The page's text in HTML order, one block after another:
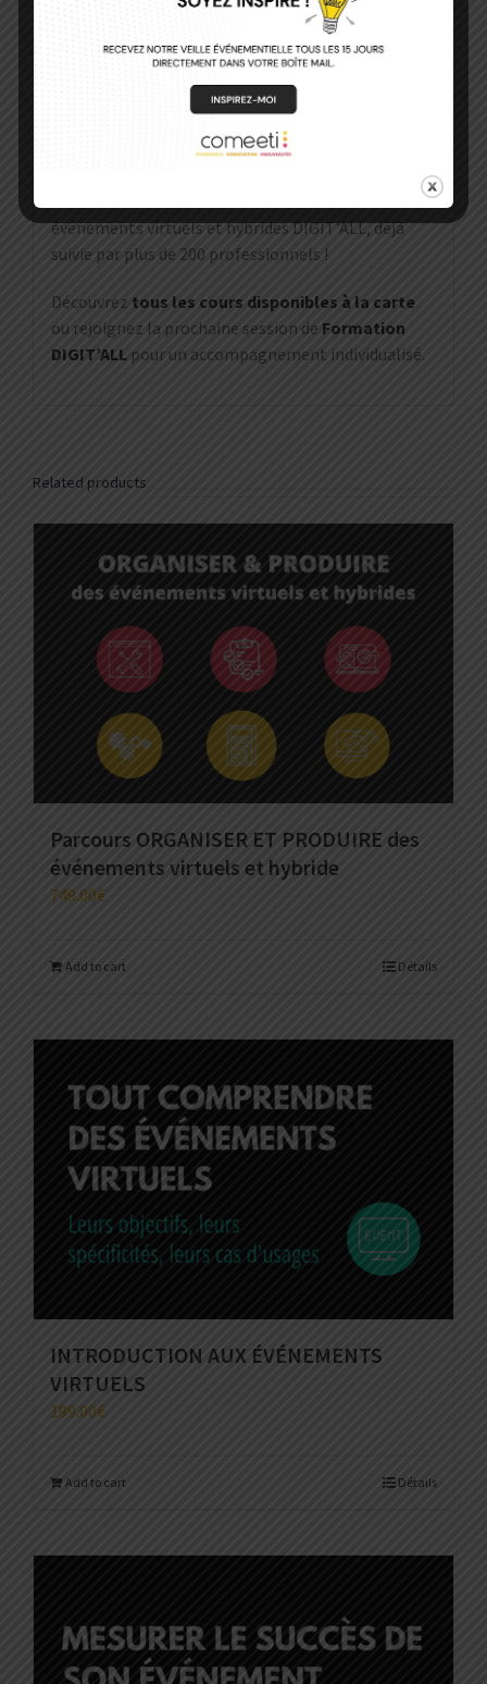
ET
L'HYBRIDE
quantity
Description
événements virtuels et hybrides DIGIT’ALL, déjà
suivie par plus de 200 professionnels !
Découvrez tous les cours disponibles à la carte
ou rejoignez la prochaine session de Formation
DIGIT’ALLpour un accompagnement individualisé.
Related products
Parcours ORGANISER ET PRODUIRE des
événements virtuels et hybride
749.00€
Add to cart Détails
INTRODUCTION AUX ÉVÉNEMENTS
VIRTUELS
199.00€
Add to cart Détails